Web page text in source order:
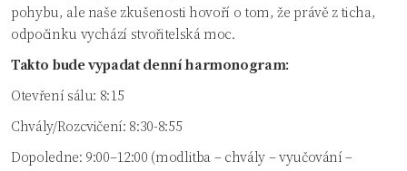
pohybu, ale naše zkušenosti hovoří o tom, že právě z ticha,
odpočinku vychází stvořitelská moc.
Takto bude vypadat denní harmonogram:
Otevření sálu: 8:15
Chvály/Rozcvičení: 8:30-8:55
Dopoledne: 9:00–12:00 (modlitba – chvály – vyučování –